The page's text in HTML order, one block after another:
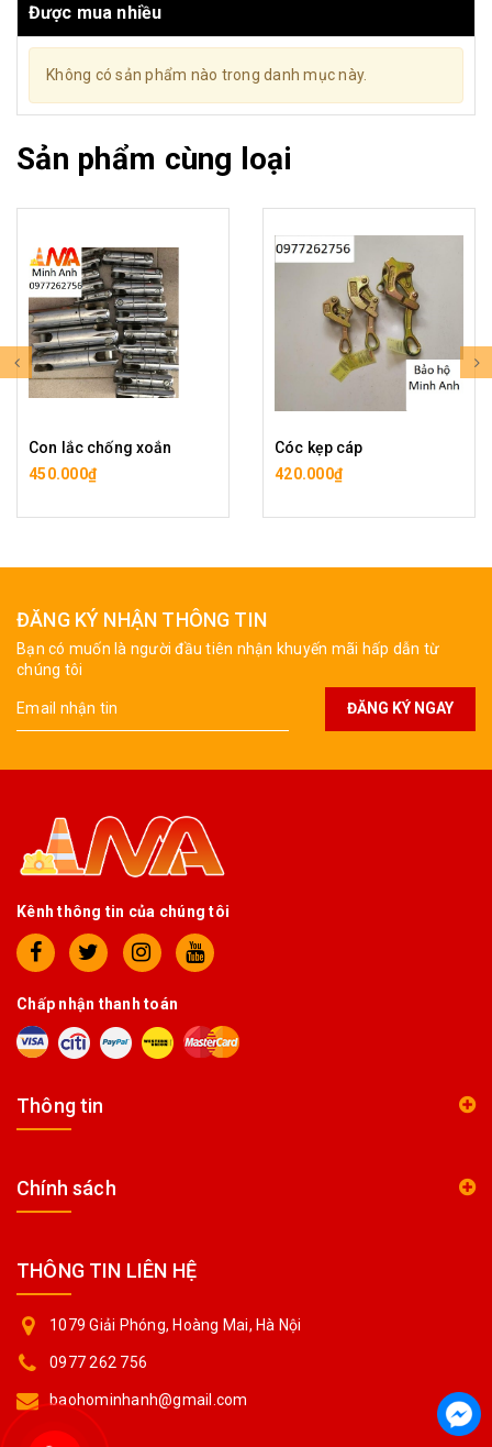
Được mua nhiều
Không có sản phẩm nào trong danh mục này.
Sản phẩm cùng loại
Con lắc chống xoắn
450.000₫
Cóc kẹp cáp
420.000₫
ĐĂNG KÝ NHẬN THÔNG TIN
Bạn có muốn là người đầu tiên nhận khuyến mãi hấp dẫn từ
chúng tôi
ĐĂNG KÝ NGAY
Kênh thông tin của chúng tôi
Chấp nhận thanh toán
Thông tin
Chính sách
THÔNG TIN LIÊN HỆ
1079 Giải Phóng, Hoàng Mai, Hà Nội
0977 262 756
baohominhanh@gmail.com